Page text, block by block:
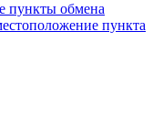
пункты обмена
пункта